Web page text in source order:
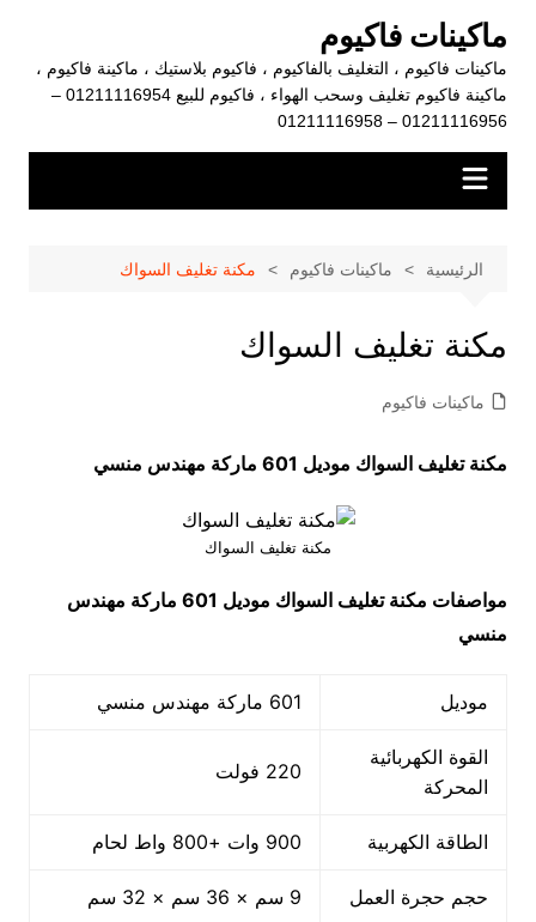
المحتوى
ماكينات فاكيوم
ماكينات فاكيوم ، التغليف بالفاكيوم ، فاكيوم بلاستيك ، ماكينة فاكيوم ،
ماكينة فاكيوم تغليف وسحب الهواء ، فاكيوم للبيع 01211116954 –
01211116956 – 01211116958
الرئيسية ماكينات فاكيوم مكنة تغليف السواك
مكنة تغليف السواك
ماكينات فاكيوم
مكنة تغليف السواك موديل 601 ماركة مهندس منسي
مكنة تغليف السواك
مواصفات مكنة تغليف السواك
موديل 601 ماركة مهندس
منسي
موديل 601 ماركة مهندس منسي
القوة الكهربائية
المحركة
220 فولت
الطاقة الكهربية 900 وات +800 واط لحام
حجم حجرة العمل 9 سم × 36 سم × 32 سم